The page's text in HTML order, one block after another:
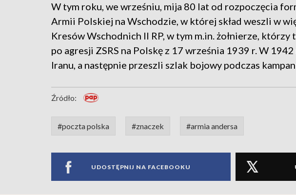
W tym roku, we wrześniu, mija 80 lat od rozpoczęcia
Armii Polskiej na Wschodzie, w której skład weszli w
Kresów Wschodnich II RP, w tym m.in. żołnierze,
po agresji ZSRS na Polskę z 17 września 1939 r. W
Iranu, a następnie przeszli szlak bojowy podczas
Źródło:
#poczta polska #znaczek #armia andersa
UDOSTĘPNIJ NA FACEBOOKU